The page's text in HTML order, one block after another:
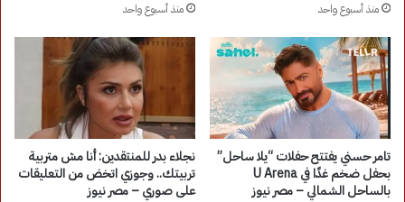
منذ أسبوع واحد منذ أسبوع واحد
تامر حسني يفتتح حفلات “يلا ساحل”
بحفل ضخم غدًا في U Arena
بالساحل الشمالي – مصر نيوز
نجلاء بدر للمنتقدين: أنا مش متربية
تربيتك.. وجوزي اتخض من التعليقات
على صوري – مصر نيوز